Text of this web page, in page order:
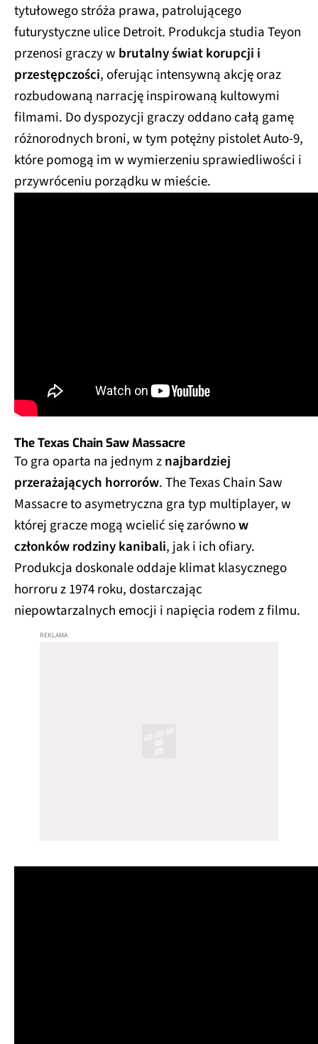
tytułowego stróża prawa, patrolującego
futurystyczne ulice Detroit. Produkcja studia Teyon
przenosi graczy w brutalny świat korupcji i
przestępczości, oferując intensywną akcję oraz
rozbudowaną narrację inspirowaną kultowymi
filmami. Do dyspozycji graczy oddano całą gamę
różnorodnych broni, w tym potężny pistolet Auto-9,
które pomogą im w wymierzeniu sprawiedliwości i
przywróceniu porządku w mieście.
The Texas Chain Saw Massacre
To gra oparta na jednym znajbardziej
przerażających horrorów. The Texas Chain Saw
Massacre to asymetryczna gra typ multiplayer, w
której gracze mogą wcielić się zarównow
członków rodziny kanibali, jak i ich ofiary.
Produkcja doskonale oddaje klimat klasycznego
horroru z 1974 roku, dostarczając
niepowtarzalnych emocji i napięcia rodem z filmu.